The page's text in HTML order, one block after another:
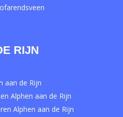
RIJN
aan de Rijn
Alphen aan de Rijn
Alphen aan de Rijn